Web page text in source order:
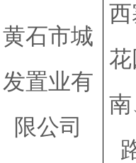
黄石市城
发置业有
限公司